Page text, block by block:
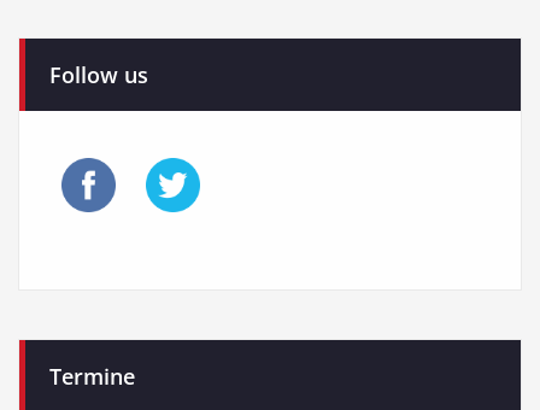
Follow us
Termine